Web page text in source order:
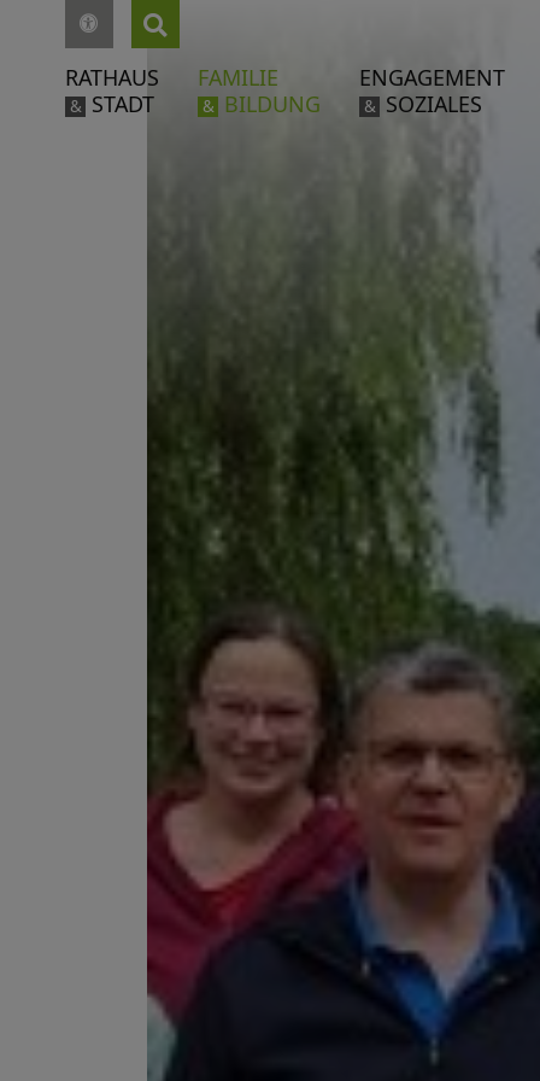
RATHAUS
& STADT
FAMILIE
& BILDUNG
ENGAGEMENT
& SOZIALES